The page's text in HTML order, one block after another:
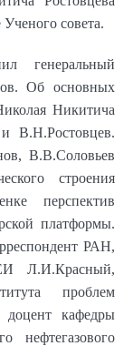
совета.
генеральный
Об основных
Никитича
и В.Н.Ростовцев.
В.В.Соловьев
строения
перспектив
платформы.
РАН,
Л.И.Красный,
проблем
кафедры
нефтегазового